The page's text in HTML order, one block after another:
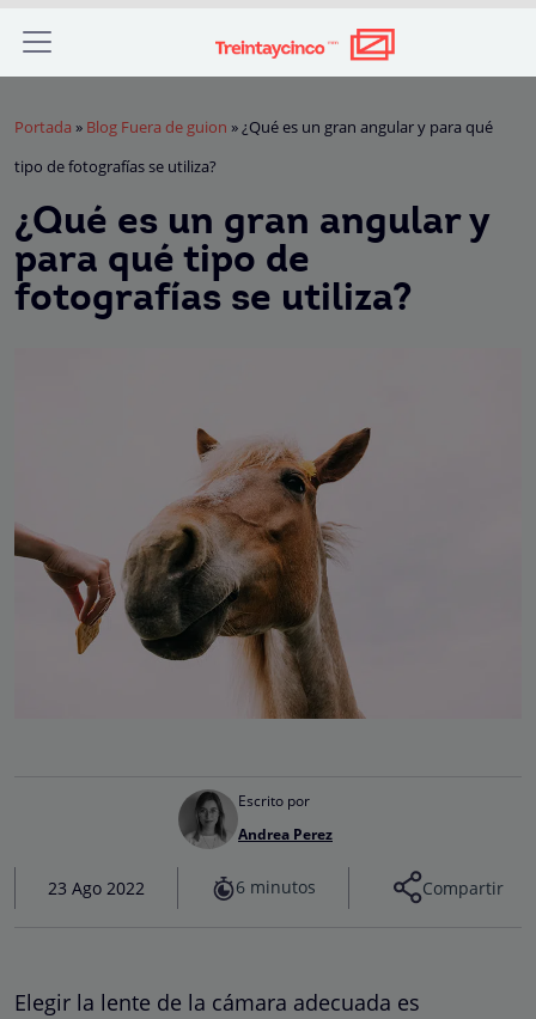
Portada » Blog Fuera de guion »¿Qué es un gran angular y para qué
tipo de fotografías se utiliza?
¿Qué es un gran angular y
para qué tipo de
fotografías se utiliza?
Escrito por
Andrea Perez
23 Ago 2022 6 minutos Compartir
Elegir la lente de la cámara adecuada es